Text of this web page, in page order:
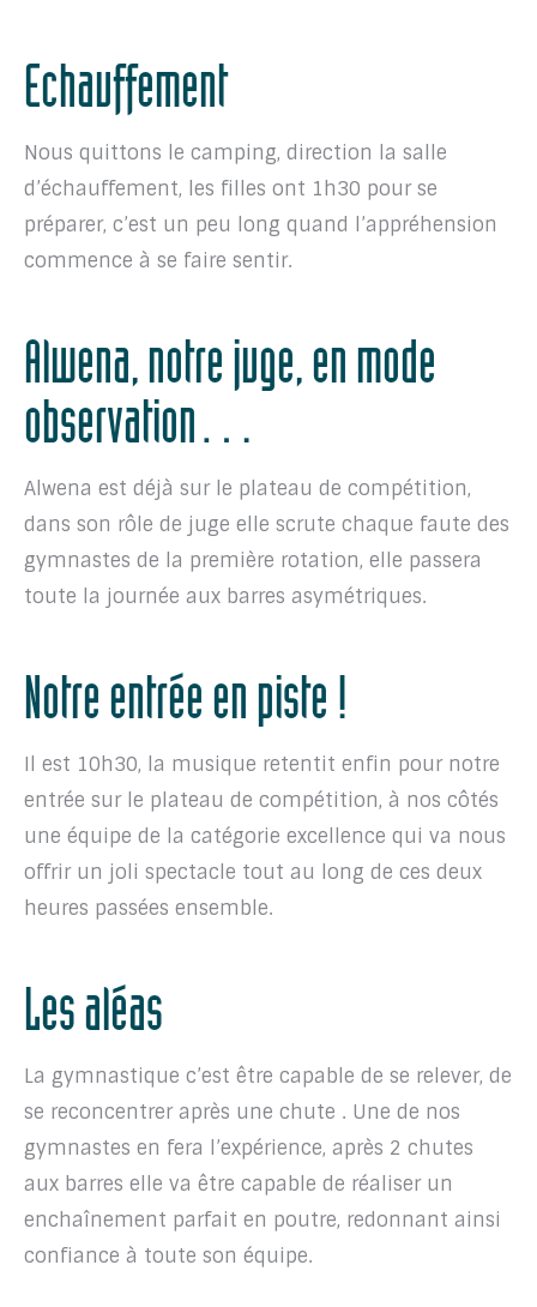
Echauffement
Nous quittons le camping, direction la salle
d’échauffement, les filles ont 1h30 pour se
préparer, c’est un peu long quand l’appréhension
commence à se faire sentir.
Alwena, notre juge, en mode
observation…
Alwena est déjà sur le plateau de compétition,
dans son rôle de juge elle scrute chaque faute des
gymnastes de la première rotation, elle passera
toute la journée aux barres asymétriques.
Notre entrée en piste !
Il est 10h30, la musique retentit enfin pour notre
entrée sur le plateau de compétition, à nos côtés
une équipe de la catégorie excellence qui va nous
offrir un joli spectacle tout au long de ces deux
heures passées ensemble.
Les aléas
La gymnastique c’est être capable de se relever, de
se reconcentrer après une chute . Une de nos
gymnastes en fera l’expérience, après 2 chutes
aux barres elle va être capable de réaliser un
enchaînement parfait en poutre, redonnant ainsi
confiance à toute son équipe.